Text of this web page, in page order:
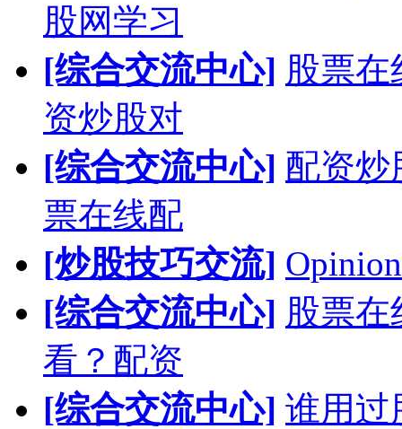
股网学习
[综合交流中心] 股票
资炒股对
[综合交流中心] 配资炒
票在线配
[炒股技巧交流]
[综合交流中心] 股票
看？配资
[综合交流中心] 谁用过